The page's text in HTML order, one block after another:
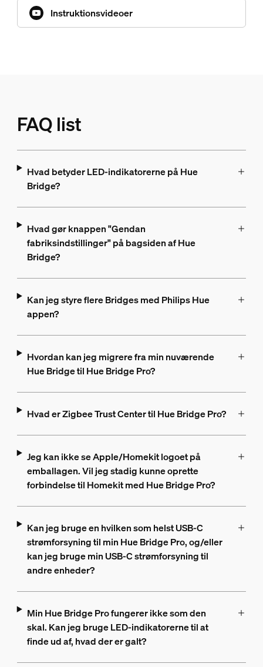
Instruktionsvideoer
FAQ list
Hvad betyder LED-indikatorerne på Hue
Bridge?
Hvad gør knappen "Gendan
fabriksindstillinger" på bagsiden af Hue
Bridge?
Kan jeg styre flere Bridges med Philips Hue
appen?
Hvordan kan jeg migrere fra min nuværende
Hue Bridge til Hue Bridge Pro?
Hvad er Zigbee Trust Center til Hue Bridge Pro?
Jeg kan ikke se Apple/Homekit logoet på
emballagen. Vil jeg stadig kunne oprette
forbindelse til Homekit med Hue Bridge Pro?
Kan jeg bruge en hvilken som helst USB-C
strømforsyning til min Hue Bridge Pro, og/eller
kan jeg bruge min USB-C strømforsyning til
andre enheder?
Min Hue Bridge Pro fungerer ikke som den
skal. Kan jeg bruge LED-indikatorerne til at
finde ud af, hvad der er galt?